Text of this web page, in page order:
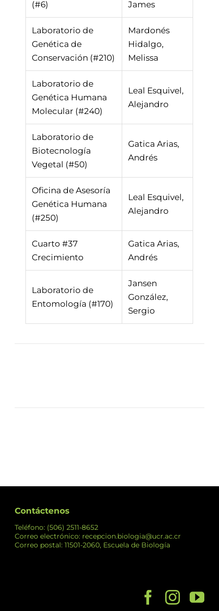
(#6)
James
Laboratorio de
Genética de
Conservación (#210)
Mardonés
Hidalgo,
Melissa
Laboratorio de
Genética Humana
Molecular (#240)
Leal Esquivel,
Alejandro
Laboratorio de
Biotecnología
Vegetal (#50)
Gatica Arias,
Andrés
Oficina de Asesoría
Genética Humana
(#250)
Leal Esquivel,
Alejandro
Cuarto #37
Crecimiento
Gatica Arias,
Andrés
Laboratorio de
Entomología (#170)
Jansen
González,
Sergio
Contáctenos
Teléfono: (506) 2511-8652
Correo electrónico: recepcion.biologia@ucr.ac.cr
Correo postal: 11501-2060, Escuela de Biología